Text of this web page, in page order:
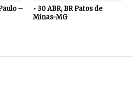
–
• 30 ABR, BR Patos de
Minas-MG